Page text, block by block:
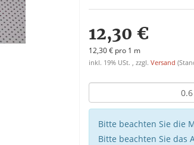
12,30 €
12,30 € pro 1 m
inkl. 19% USt. , zzgl. Versand
Bitte beachten Sie die
Bitte beachten Sie das